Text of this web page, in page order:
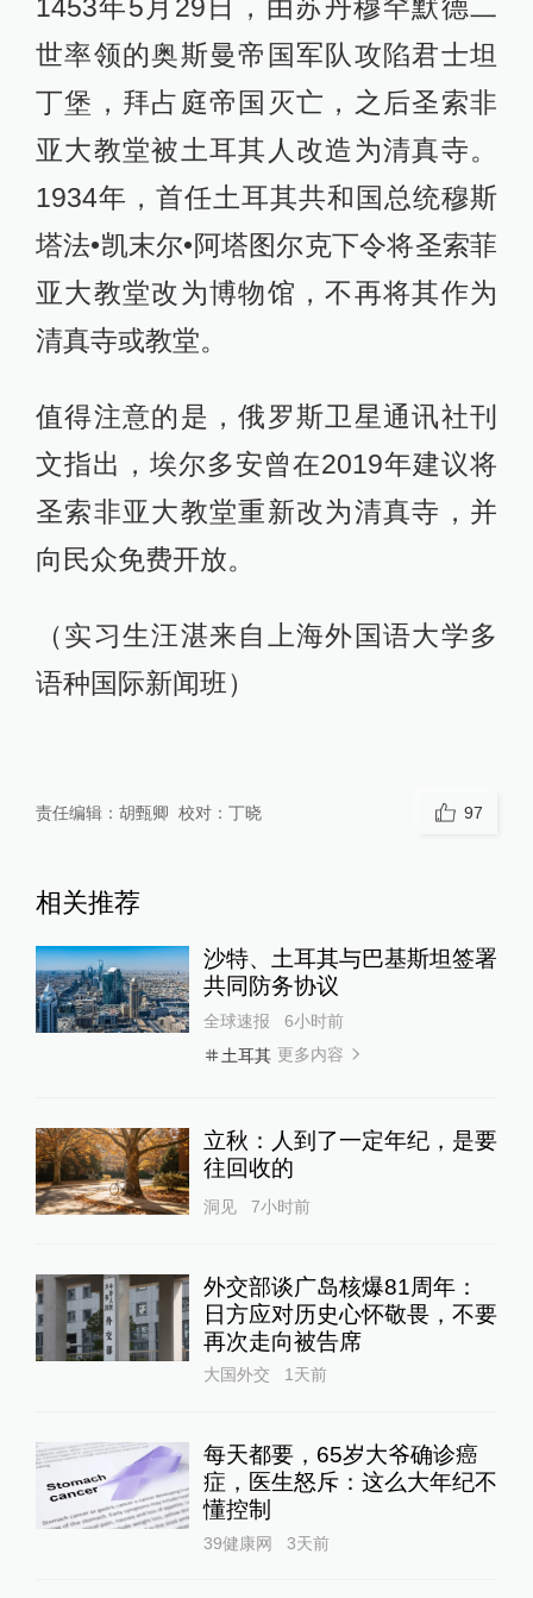
1453年5月29日，由苏丹穆罕默德二
世率领的奥斯曼帝国军队攻陷君士坦
丁堡，拜占庭帝国灭亡，之后圣索非
亚大教堂被土耳其人改造为清真寺。
1934年，首任土耳其共和国总统穆斯
塔法•凯末尔•阿塔图尔克下令将圣索菲
亚大教堂改为博物馆，不再将其作为
清真寺或教堂。
值得注意的是，俄罗斯卫星通讯社刊
文指出，埃尔多安曾在2019年建议将
圣索非亚大教堂重新改为清真寺，并
向民众免费开放。
（实习生汪湛来自上海外国语大学多
语种国际新闻班）
责任编辑： 胡甄卿 校对： 丁晓 97
相关推荐
沙特、土耳其与巴基斯坦签署
共同防务协议
全球速报
6小时前
土耳其 更多内容
立秋：人到了一定年纪，是要
往回收的
洞见 7小时前
外交部谈广岛核爆81周年：
日方应对历史心怀敬畏，不要
再次走向被告席
大国外交 1天前
每天都要，65岁大爷确诊癌
症，医生怒斥：这么大年纪不
懂控制
39健康网 3天前